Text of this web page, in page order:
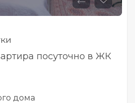
посуточно в ЖК
дома